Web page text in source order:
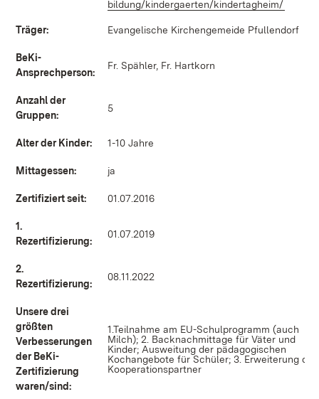
bildung/kindergaerten/kindertagheim/
Träger: Evangelische Kirchengemeide Pfullendorf
BeKi-
Ansprechperson:
Fr. Spähler, Fr. Hartkorn
Anzahl der
Gruppen:
5
Alter der Kinder: 1-10 Jahre
Mittagessen: ja
Zertifiziert seit: 01.07.2016
1.
Rezertifizierung:
01.07.2019
2.
Rezertifizierung:
08.11.2022
Unsere drei
größten
Verbesserungen
der BeKi-
Zertifizierung
waren/sind:
1.Teilnahme am EU-Schulprogramm (auch
Milch); 2. Backnachmittage für Väter und
Kinder; Ausweitung der pädagogischen
Kochangebote für Schüler; 3. Erweiterung der
Kooperationspartner